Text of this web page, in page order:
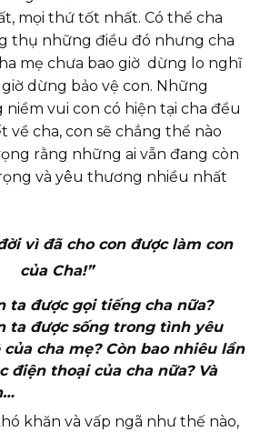
mọi thứ tốt nhất. Có thể cha
thụ những điều đó nhưng cha
mẹ chưa bao giờ dừng lo nghĩ
dừng bảo vệ con. Những
vui con có hiện tại cha đều
về cha, con sẽ chẳng thể nào
rằng những ai vẫn đang còn
và yêu thương nhiều nhất
vì đã cho con được làm con
của Cha!”
ta được gọi tiếng cha nữa?
ta được sống trong tình yêu
cha mẹ? Còn bao nhiêu lần
điện thoại của cha nữa? Và
khăn và vấp ngã như thế nào,